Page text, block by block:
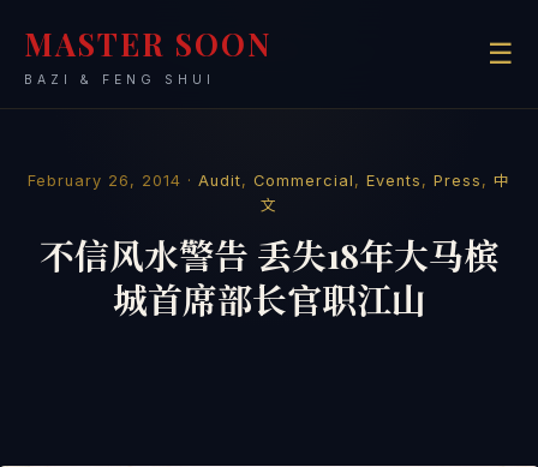
MASTER SOON
BAZI & FENG SHUI
☰
February 26, 2014 · Audit, Commercial , Events , Press , 中
文
不信风水警告 丢失18年大马槟
城首席部长官职江山